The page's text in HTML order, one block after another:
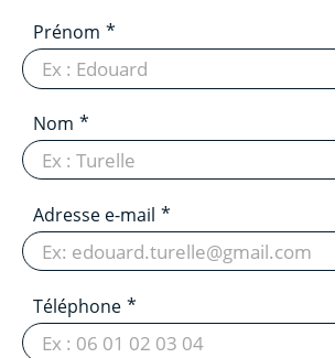
Prénom
Nom
Adresse e-mail
Téléphone